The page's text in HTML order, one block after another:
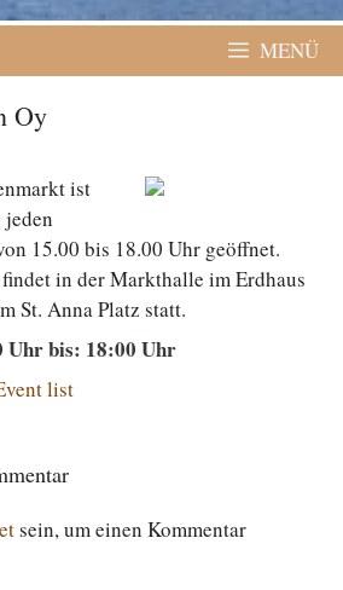
MENÜ
Oy
ist
15.00 bis 18.00 Uhr geöffnet.
in der Markthalle im Erdhaus
St. Anna Platz statt.
Uhr bis: 18:00 Uhr
list
sein, um einen Kommentar